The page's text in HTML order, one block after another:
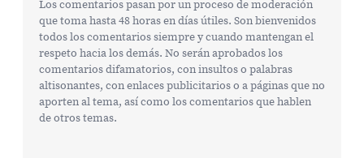
Los comentarios pasan por un proceso de moderación
que toma hasta 48 horas en días útiles. Son bienvenidos
todos los comentarios siempre y cuando mantengan el
respeto hacia los demás. No serán aprobados los
comentarios difamatorios, con insultos o palabras
altisonantes, con enlaces publicitarios o a páginas que no
aporten al tema, así como los comentarios que hablen
de otros temas.